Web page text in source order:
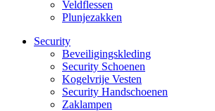
Veldflessen
Plunjezakken
Security
Beveiligings­­kleding
Security Schoenen
Kogelvrije Vesten
Security Hand­­schoenen
Zaklampen